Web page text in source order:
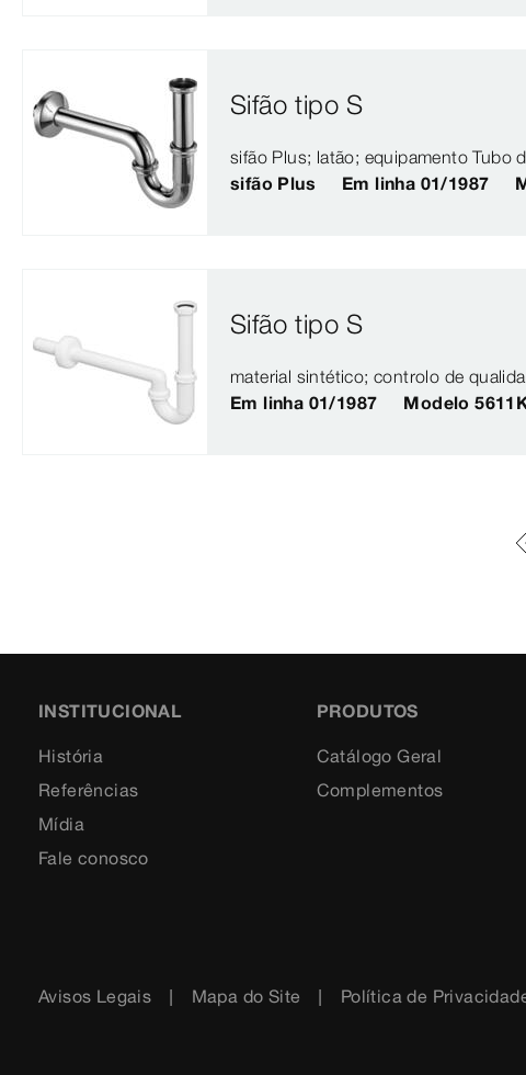
Sifão tipo S
sifão Plus; latão; equipamento Tubo
sifão Plus
Em linha 01/1987
Sifão tipo S
material sintético; controlo de
Em linha 01/1987
Modelo
INSTITUCIONAL
História
Referências
Mídia
Fale conosco
PRODUTOS
Catálogo Geral
Complementos
Avisos Legais Mapa do Site Política de